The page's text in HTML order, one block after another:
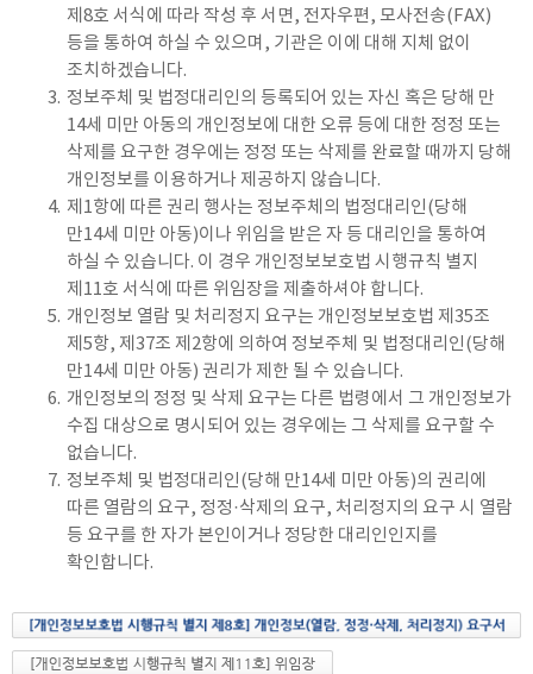
제8호 서식에 따라 작성 후 서면, 전자우편, 모사전송(FAX)
등을 통하여 하실 수 있으며, 기관은 이에 대해 지체 없이
조치하겠습니다.
3. 정보주체 및 법정대리인의 등록되어 있는 자신 혹은 당해 만
14세 미만 아동의 개인정보에 대한 오류 등에 대한 정정 또는
삭제를 요구한 경우에는 정정 또는 삭제를 완료할 때까지 당해
개인정보를 이용하거나 제공하지 않습니다.
4. 제1항에 따른 권리 행사는 정보주체의 법정대리인(당해
만14세 미만 아동)이나 위임을 받은 자 등 대리인을 통하여
하실 수 있습니다. 이 경우 개인정보보호법 시행규칙 별지
제11호 서식에 따른 위임장을 제출하셔야 합니다.
5. 개인정보 열람 및 처리정지 요구는 개인정보보호법 제35조
제5항, 제37조 제2항에 의하여 정보주체 및 법정대리인(당해
만14세 미만 아동) 권리가 제한 될 수 있습니다.
6. 개인정보의 정정 및 삭제 요구는 다른 법령에서 그 개인정보가
수집 대상으로 명시되어 있는 경우에는 그 삭제를 요구할 수
없습니다.
7. 정보주체 및 법정대리인(당해 만14세 미만 아동)의 권리에
따른 열람의 요구, 정정·삭제의 요구, 처리정지의 요구 시 열람
등 요구를 한 자가 본인이거나 정당한 대리인인지를
확인합니다.